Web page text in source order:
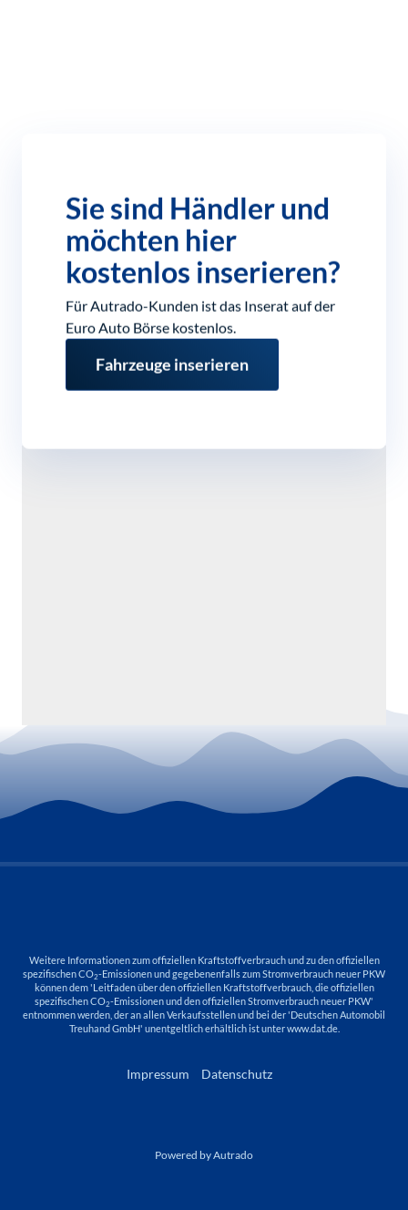
Sie sind Händler und
möchten hier
kostenlos inserieren?
Für Autrado-Kunden ist das Inserat auf der
Euro Auto Börse kostenlos.
Fahrzeuge inserieren
Weitere Informationen zum offiziellen Kraftstoffverbrauch und zu den offiziellen
spezifischen CO2-Emissionen und gegebenenfalls zum Stromverbrauch neuer PKW
können dem 'Leitfaden über den offiziellen Kraftstoffverbrauch, die offiziellen
spezifischen CO2-Emissionen und den offiziellen Stromverbrauch neuer PKW'
entnommen werden, der an allen Verkaufsstellen und bei der 'Deutschen Automobil
Treuhand GmbH' unentgeltlich erhältlich ist unter www.dat.de.
Impressum Datenschutz
Powered by Autrado